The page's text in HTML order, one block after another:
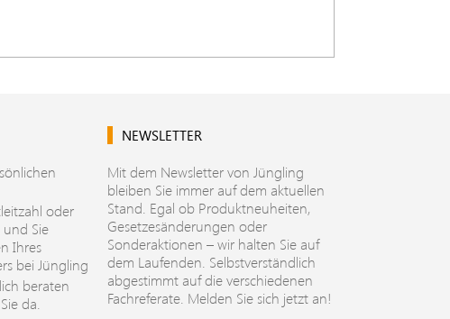
oder
Sie
Ihres
bei Jüngling
beraten
da.
NEWSLETTER
Mit dem Newsletter von Jüngling
bleiben Sie immer auf dem aktuellen
Stand. Egal ob Produktneuheiten,
Gesetzesänderungen oder
Sonderaktionen – wir halten Sie auf
dem Laufenden. Selbstverständlich
abgestimmt auf die verschiedenen
Fachreferate. Melden Sie sich jetzt an!